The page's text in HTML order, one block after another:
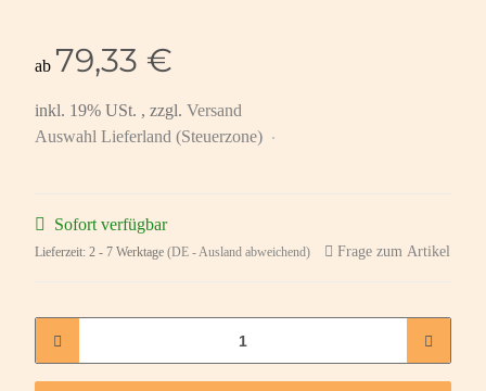
ab 79,33 €
inkl. 19% USt. , zzgl. Versand
Auswahl Lieferland (Steuerzone)
Sofort verfügbar
Lieferzeit: 2 - 7 Werktage (DE - Ausland abweichend) Frage zum Artikel